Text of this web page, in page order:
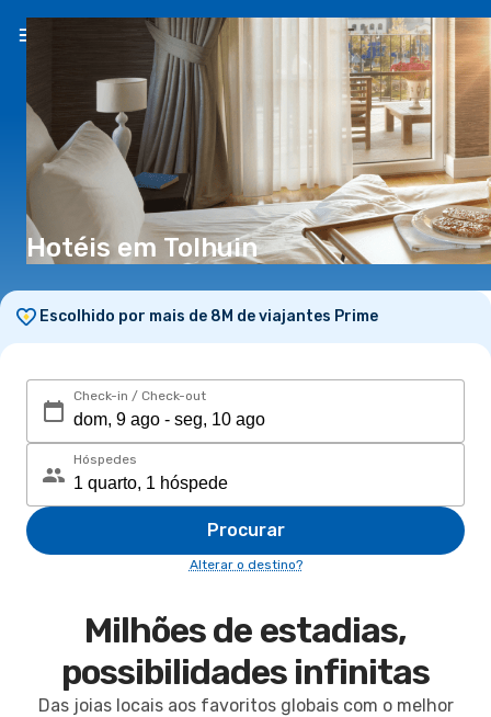
PT(€)
Hotéis em Tolhuin
Escolhido por mais de 8M de viajantes Prime
Check-in / Check-out
Hóspedes
Procurar
Alterar o destino?
Milhões de estadias,
possibilidades infinitas
Das joias locais aos favoritos globais com o melhor